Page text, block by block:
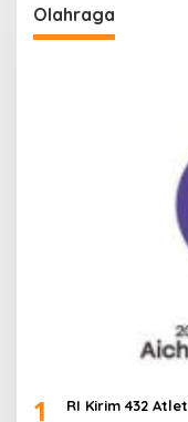
Olahraga
1 RI Kirim 432